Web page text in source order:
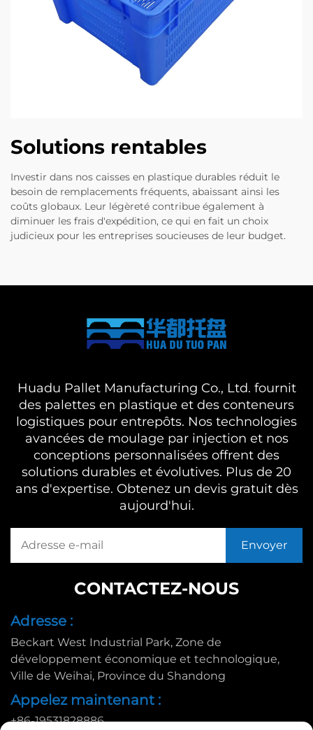
Solutions rentables
Investir dans nos caisses en plastique durables réduit le
besoin de remplacements fréquents, abaissant ainsi les
coûts globaux. Leur légèreté contribue également à
diminuer les frais d'expédition, ce qui en fait un choix
judicieux pour les entreprises soucieuses de leur budget.
Huadu Pallet Manufacturing Co., Ltd. fournit
des palettes en plastique et des conteneurs
logistiques pour entrepôts. Nos technologies
avancées de moulage par injection et nos
conceptions personnalisées offrent des
solutions durables et évolutives. Plus de 20
ans d'expertise. Obtenez un devis gratuit dès
aujourd'hui.
CONTACTEZ-NOUS
Adresse :
Beckart West Industrial Park, Zone de
développement économique et technologique,
Ville de Weihai, Province du Shandong
Appelez maintenant :
+86-19531828886